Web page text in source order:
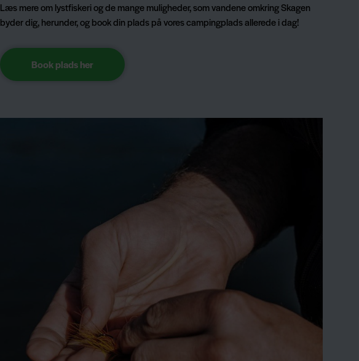
Læs mere om lystfiskeri og de mange muligheder, som vandene omkring Skagen
byder dig, herunder, og book din plads på vores campingplads allerede i dag!
Book plads her